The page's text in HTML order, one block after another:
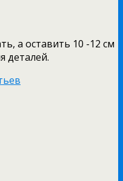
а оставить 10 -12 см
деталей.